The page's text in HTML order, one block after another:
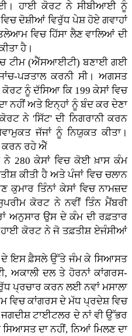
ਹਾਈ ਕੋਰਟ ਨੇ ਸੀਬੀਆਈ ਨੂੰ
ਦੋਸ਼ੀਆਂ ਵਿਰੁੱਧ ਪੇਸ਼ ਹੋਏ ਗਵਾਹਾਂ
ਵਿਚ ਹਿੱਸਾ ਲੈਣ ਵਾਲਿਆਂ ਦੀ
ਹੈ।
ਟੀਮ (ਐੱਸਆਈਟੀ) ਬਣਾਈ ਗਈ
ਪੜਤਾਲ ਕਰਨੀ ਸੀ। ਅਗਸਤ
ਨੂੰ ਦੱਸਿਆ ਕਿ 199 ਕੇਸਾਂ ਵਿਚ
ਨਹੀਂ ਅਤੇ ਇਨ੍ਹਾਂ ਨੂੰ ਬੰਦ ਕਰ ਦੇਣਾ
ਨੇ 'ਸਿੱਟ' ਦੀ ਨਿਗਰਾਨੀ ਕਰਨ
ਜੱਜਾਂ ਨੂੰ ਨਿਯੁਕਤ ਕੀਤਾ।
ਕਰਨ ਰਹੇ ਐੱ
280 ਕੇਸਾਂ ਵਿਚ ਕੋਈ ਖ਼ਾਸ ਕੰਮ
ਕੀਤੀ ਹੈ ਅਤੇ ਪੰਜਾਂ ਵਿਚ ਚਲਾਨ
ਤਿੰਨਾਂ ਕੇਸਾਂ ਵਿਚ ਨਾਮਜ਼ਦ
ਕੋਰਟ ਨੇ ਨਵੀਂ ਤਿੰਨ ਮੈਂਬਰੀ
ਅਨੁਸਾਰ ਉਸ ਦੇ ਕੰਮ ਦੀ ਰਫ਼ਤਾਰ
ਹਾਈ ਕੋਰਟ ਨੇ ਜੋ ਤਫ਼ਤੀਸ਼ ਏਜੰਸੀਆਂ
ਇਸ ਫ਼ੈਸਲੇ ਉੱਤੇ ਜੰਮ ਕੇ ਸਿਆਸਤ
ਅਕਾਲੀ ਦਲ ਤੇ ਹੋਰਨਾਂ ਕਾਂਗਰਸ-
ਪ੍ਰਚਾਰ ਕਰਨ ਲਈ ਨਵਾਂ ਮਸਾਲਾ
ਵਿਚ ਕਾਂਗਰਸ ਦੇ ਮੱਧ ਪ੍ਰਦੇਸ਼ ਵਿਚ
ਟਾਈਟਲਰ ਦੇ ਨਾਂ ਵੀ ਉੱਭਰ
ਦਾ ਨਹੀਂ, ਨਿਆਂ ਮਿਲਣ ਦਾ